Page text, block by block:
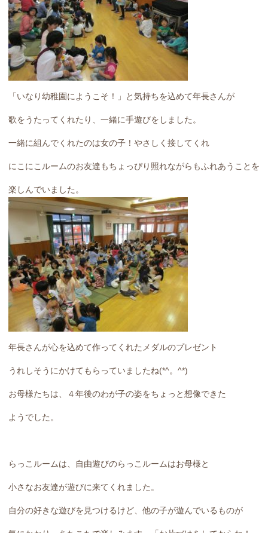
「いなり幼稚園にようこそ！」と気持ちを込めて年長さんが
歌をうたってくれたり、一緒に手遊びをしました。
一緒に組んでくれたのは女の子！やさしく接してくれ
にこにこルームのお友達もちょっぴり照れながらもふれあうことを
楽しんでいました。
年長さんが心を込めて作ってくれたメダルのプレゼント
うれしそうにかけてもらっていましたね(*^。^*)
お母様たちは、４年後のわが子の姿をちょっと想像できた
ようでした。
らっこルームは、自由遊びのらっこルームはお母様と
小さなお友達が遊びに来てくれました。
自分の好きな遊びを見つけるけど、他の子が遊んでいるものが